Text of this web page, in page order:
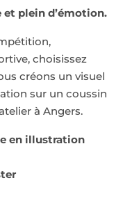
plein d’émotion.
choisissez
créons un visuel
sur un coussin
à Angers.
en illustration